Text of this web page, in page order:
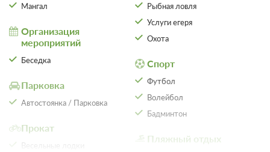
Мангал
Организация
мероприятий
Беседка
Парковка
Автостоянка / Парковка
Прокат
Весельные лодки
Рыбная ловля
Услуги егеря
Охота
Спорт
Футбол
Волейбол
Бадминтон
Пляжный отдых